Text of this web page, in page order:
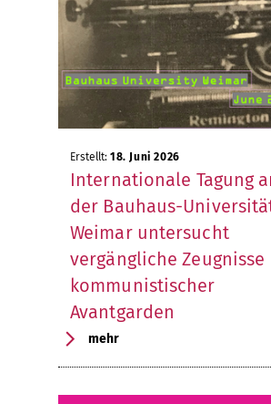
Erstellt: 18. Juni 2026
Internationale Tagung
der Bauhaus-
Weimar untersucht
vergängliche Zeugnisse
kommunistischer
Avantgarden
mehr